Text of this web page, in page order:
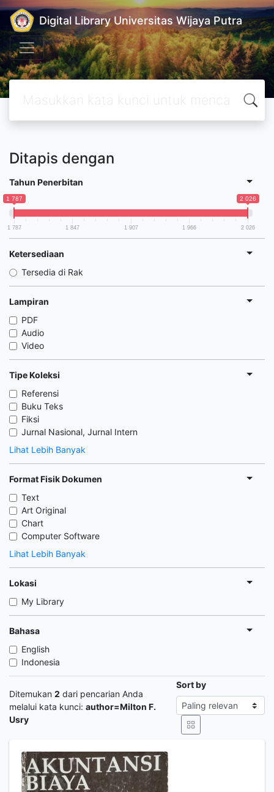
Digital Library Universitas Wijaya Putra
Ditapis dengan
Tahun Penerbitan
1 787 2 026
1 787 1 847 1 907 1 966 2 026
Ketersediaan
Tersedia di Rak
Lampiran
PDF
Audio
Video
Tipe Koleksi
Referensi
Buku Teks
Fiksi
Jurnal Nasional, Jurnal Intern
Lihat Lebih Banyak
Format Fisik Dokumen
Text
Art Original
Chart
Computer Software
Lihat Lebih Banyak
Lokasi
My Library
Bahasa
English
Indonesia
Ditemukan 2 dari pencarian Anda
melalui kata kunci: author=Milton F.
Usry
Sort by